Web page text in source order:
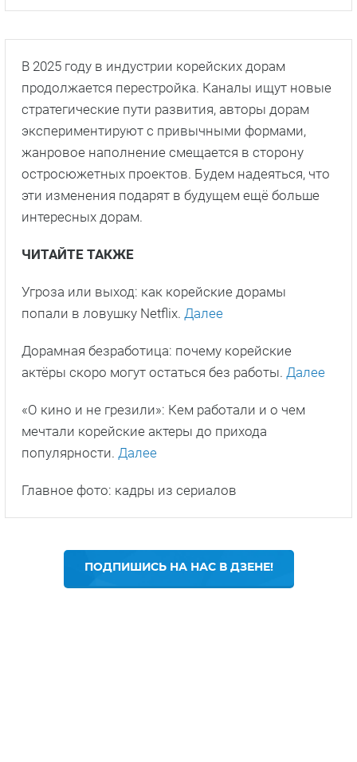
В 2025 году в индустрии корейских дорам
продолжается перестройка. Каналы ищут новые
стратегические пути развития, авторы дорам
экспериментируют с привычными формами,
жанровое наполнение смещается в сторону
остросюжетных проектов. Будем надеяться, что
эти изменения подарят в будущем ещё больше
интересных дорам.
ЧИТАЙТЕ ТАКЖЕ
Угроза или выход: как корейские дорамы
попали в ловушку Netflix. Далее
Дорамная безработица: почему корейские
актёры скоро могут остаться без работы. Далее
«О кино и не грезили»: Кем работали и о чем
мечтали корейские актеры до прихода
популярности. Далее
Главное фото: кадры из сериалов
ПОДПИШИСЬ НА НАС В ДЗЕНЕ!